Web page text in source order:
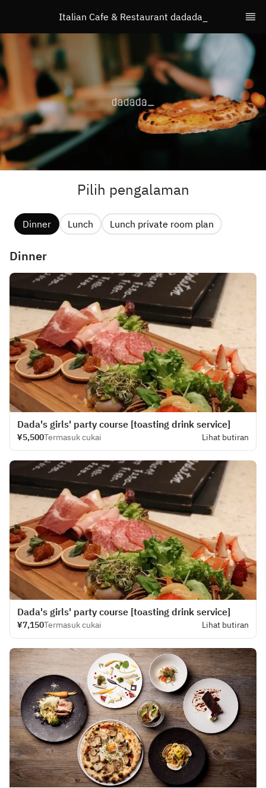
Italian Cafe & Restaurant dadada_
Pilih pengalaman
Dinner Lunch Lunch private room plan
Dinner
Dada's girls' party course [toasting drink service]
¥5,500Termasuk cukai Lihat butiran
Dada's girls' party course [toasting drink service]
¥7,150Termasuk cukai Lihat butiran